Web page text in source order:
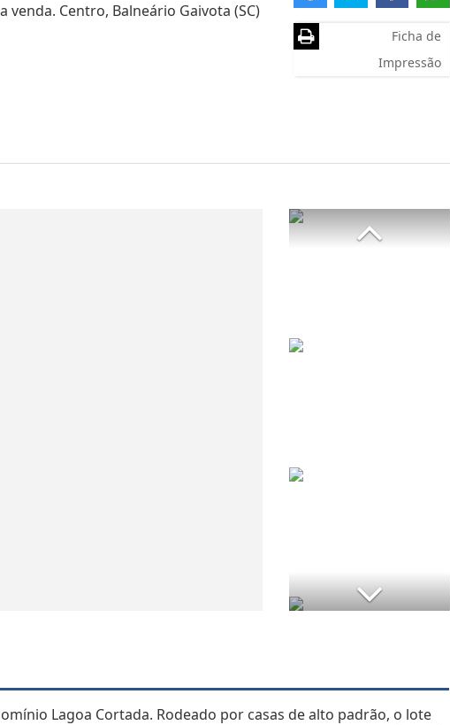
venda. Centro, Balneário Gaivota (SC)
Ficha de
Impressão
Lagoa Cortada. Rodeado por casas de alto padrão, o lote